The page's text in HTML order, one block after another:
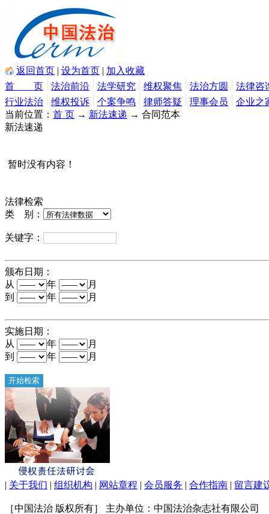
返回首页 | 设为首页 | 加入收藏
首 页
法治前沿 法学研究 维权聚焦 法治方圆
法律咨
行业法治
维权投诉 个案争鸣 律师答疑 理事会员
企业之
当前位置： 首 页 → 新法速递 → 合同范本
新法速递
暂时没有内容！
法律检索
类 别：
关键字：
颁布日期：
从
年
月
到
年 月
实施日期：
从
年
月
到
年 月
| 关于我们 | 组织机构 | 网站章程 | 会员服务 | 合作指南 | 留言建
［中国法治 版权所有］ 主办单位：中国法治杂志社有限公